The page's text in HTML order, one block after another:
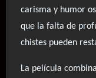
carisma y humor
que la falta de
chistes pueden
La película